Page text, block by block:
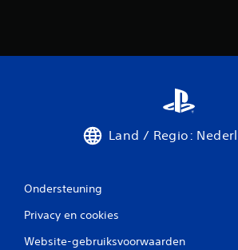
k
S
e
b
a
Land / Regio:
Ondersteuning
Privacy en cookies
Website-gebruiksvoorwaarden